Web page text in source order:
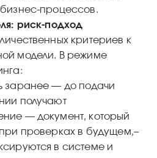
риск‑подход
критериев к
модели. В режиме
заранее — до подачи
получают
— документ, который
проверках в будущем,–
в системе и